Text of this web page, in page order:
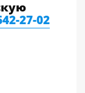
27-02